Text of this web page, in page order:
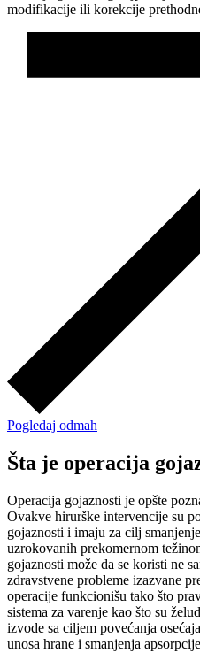
modifikacije ili korekcije
Pogledaj odmah
Šta je operacija
Operacija gojaznosti je opšte
Ovakve hirurške intervencije su
gojaznosti i imaju za cilj
uzrokovanih prekomernom
gojaznosti može da se koristi ne
zdravstvene probleme izazvane
operacije funkcionišu tako što
sistema za varenje kao što su
izvode sa ciljem povećanja
unosa hrane i smanjenja